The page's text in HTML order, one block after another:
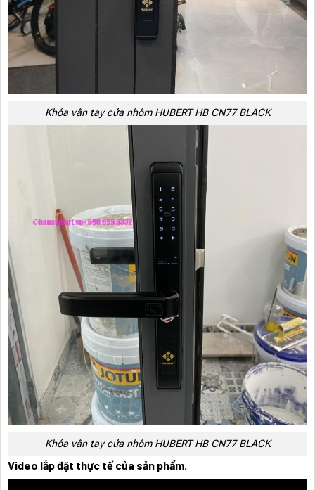
Khóa vân tay cửa nhôm HUBERT HB CN77 BLACK
Khóa vân tay cửa nhôm HUBERT HB CN77 BLACK
Video lắp đặt thực tế của sản phẩm.